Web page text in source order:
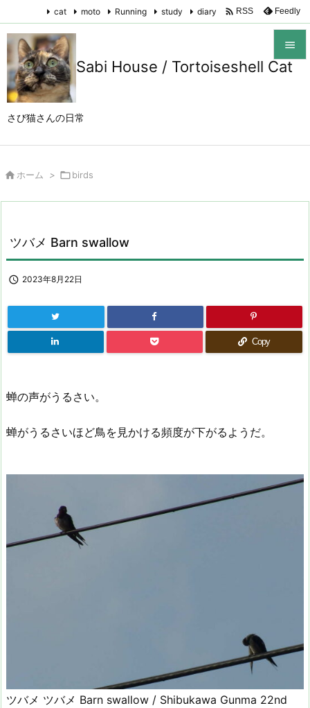
Sabi House / Tortoiseshell Cat
さび猫さんの日常



cat moto Running study diary  RSS Feedly
 ホーム > birds
ツバメ Barn swallow
 2023年8月22日
Copy
蝉の声がうるさい。
蝉がうるさいほど鳥を見かける頻度が下がるようだ。
ツバメ ツバメ Barn swallow / Shibukawa Gunma 22nd